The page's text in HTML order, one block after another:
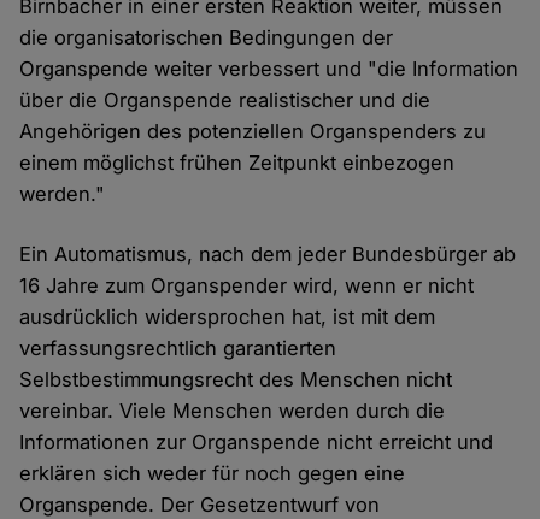
Birnbacher in einer ersten Reaktion weiter, müssen
die organisatorischen Bedingungen der
Organspende weiter verbessert und "die Information
über die Organspende realistischer und die
Angehörigen des potenziellen Organspenders zu
einem möglichst frühen Zeitpunkt einbezogen
werden."
Ein Automatismus, nach dem jeder Bundesbürger ab
16 Jahre zum Organspender wird, wenn er nicht
ausdrücklich widersprochen hat, ist mit dem
verfassungsrechtlich garantierten
Selbstbestimmungsrecht des Menschen nicht
vereinbar. Viele Menschen werden durch die
Informationen zur Organspende nicht erreicht und
erklären sich weder für noch gegen eine
Organspende. Der Gesetzentwurf von